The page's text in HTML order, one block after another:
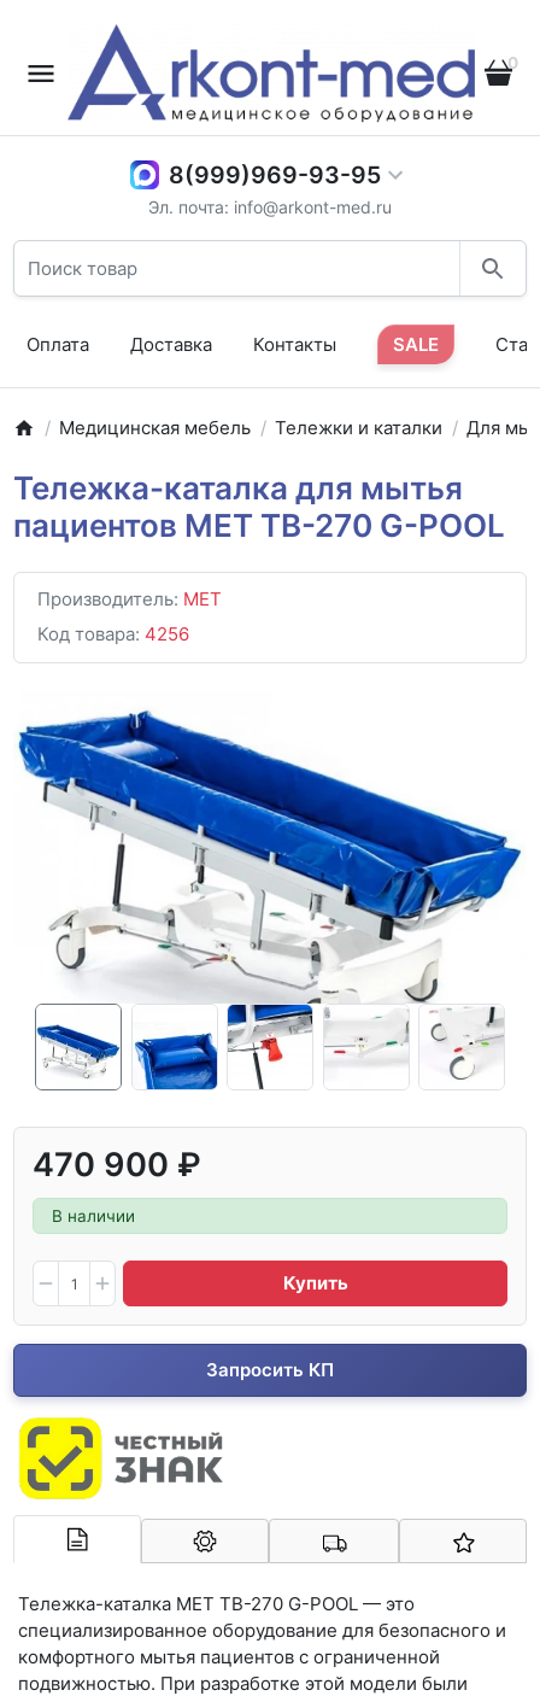
0
8(999)969-93-95
Эл. почта: info@arkont-med.ru
Оплата Доставка Контакты SALE
Медицинская мебель Тележки и каталки Для
Тележка-каталка для мытья
пациентов MET TB-270 G-POOL
Производитель: MET
Код товара: 4256
470 900 ₽
В наличии
Купить
Запросить КП
Арконт-Мед
Тележка-каталка MET TB-270 G-POOL — это
специализированное оборудование для безопасного и
комфортного мытья пациентов с ограниченной
подвижностью. При разработке этой модели были